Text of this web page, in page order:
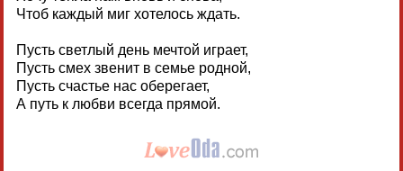
Чтоб каждый миг хотелось ждать.
Пусть светлый день мечтой играет,
Пусть смех звенит в семье родной,
Пусть счастье нас оберегает,
А путь к любви всегда прямой.